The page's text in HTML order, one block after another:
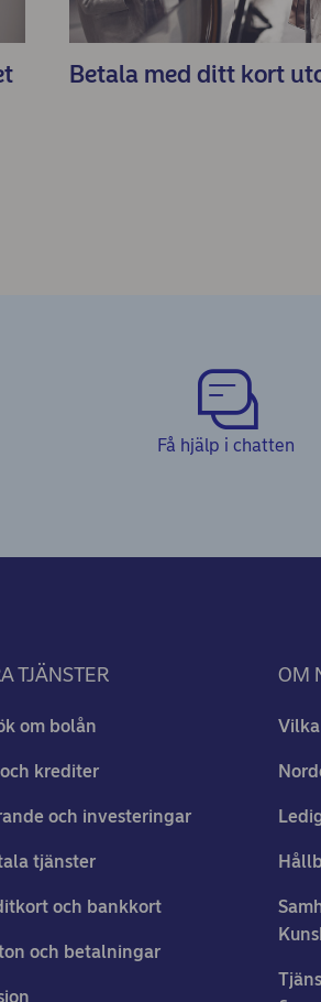
Betala med ditt kort
Få hjälp i chatten
TJÄNSTER
om bolån
krediter
och investeringar
tjänster
och bankkort
och betalningar
OM